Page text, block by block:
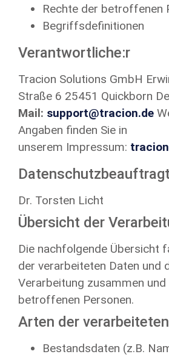
Rechte der betroffenen
Begriffsdefinitionen
Verantwortliche:r
Tracion Solutions GmbH
Straße 6 25451 Quickborn
Mail: support@tracion.de
Angaben finden Sie in
unserem Impressum:
Dr. Torsten Licht
Übersicht der
Die nachfolgende Übersicht
der verarbeiteten Daten und
Verarbeitung zusammen
betroffenen Personen.
Arten der
Bestandsdaten (z.B.